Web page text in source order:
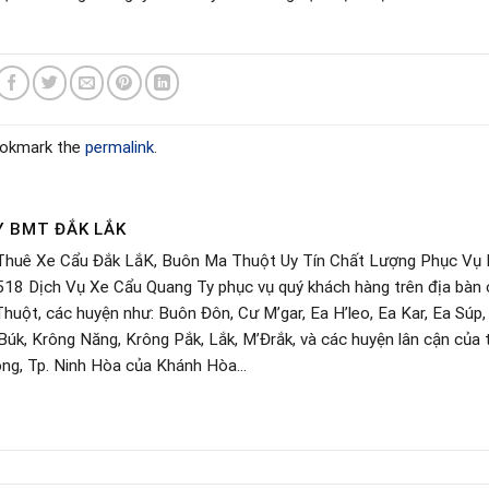
the permalink.
BMT ĐẮK LẮK
Xe Cẩu Đắk LắK, Buôn Ma Thuột Uy Tín Chất Lượng Phục Vụ
Dịch Vụ Xe Cẩu Quang Ty phục vụ quý khách hàng trên địa bàn
các huyện như: Buôn Đôn, Cư M’gar, Ea H’leo, Ea Kar, Ea Súp,
Krông Năng, Krông Pắk, Lắk, M’Đrắk, và các huyện lân cận của
Tp. Ninh Hòa của Khánh Hòa…